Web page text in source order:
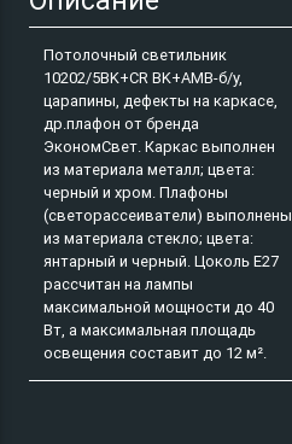
Потолочный светильник
10202/5BK+CR BK+AMB-б/у,
царапины, дефекты на каркасе,
др.плафон от бренда
ЭкономСвет. Каркас выполнен
из материала металл; цвета:
черный и хром. Плафоны
(светорассеиватели) выполнены
из материала стекло; цвета:
янтарный и черный. Цоколь E27
рассчитан на лампы
максимальной мощности до 40
Вт, а максимальная площадь
освещения составит до 12 м².